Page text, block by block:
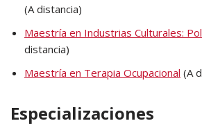
(A distancia)
Maestría en Industrias Culturales:
distancia)
Maestría en Terapia Ocupacional (A
Especializaciones